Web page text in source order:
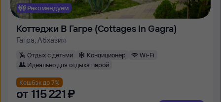
Рекомендуем
Коттеджи В Гагре (Cottages In Gagra)
Гагра, Абхазия
Отдых с детьми Кондиционер
Wi-Fi
Идеально для отдыха парой
Кешбэк до 7%
от 115 ⁠221 ⁠₽